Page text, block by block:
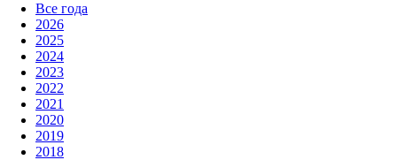
Все года
2026
2025
2024
2023
2022
2021
2020
2019
2018